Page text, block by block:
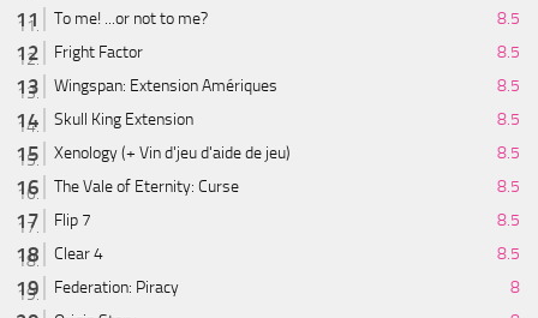
To me! ...or not to me?
8.5
Fright Factor
8.5
Wingspan: Extension Amériques
8.5
Skull King Extension
8.5
Xenology (+ Vin d'jeu d'aide de jeu)
8.5
The Vale of Eternity: Curse
8.5
Flip 7
8.5
Clear 4
8.5
Federation: Piracy
8